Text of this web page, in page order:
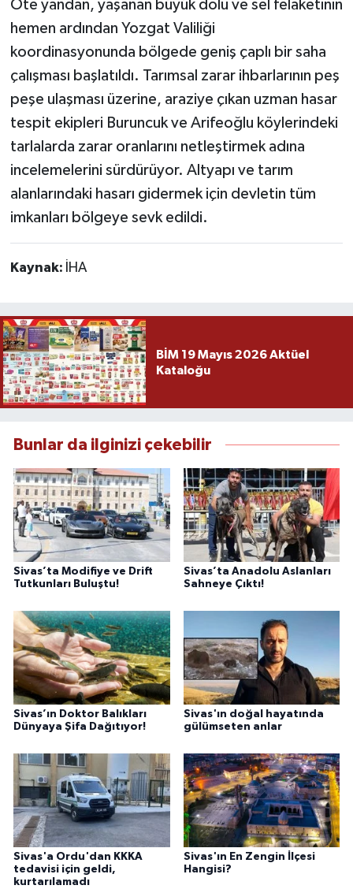
Öte yandan, yaşanan büyük dolu ve sel felaketinin
hemen ardından Yozgat Valiliği
koordinasyonunda bölgede geniş çaplı bir saha
çalışması başlatıldı. Tarımsal zarar ihbarlarının peş
peşe ulaşması üzerine, araziye çıkan uzman hasar
tespit ekipleri Buruncuk ve Arifeoğlu köylerindeki
tarlalarda zarar oranlarını netleştirmek adına
incelemelerini sürdürüyor. Altyapı ve tarım
alanlarındaki hasarı gidermek için devletin tüm
imkanları bölgeye sevk edildi.
Kaynak: İHA
BİM 19 Mayıs 2026 Aktüel
Kataloğu
Bunlar da ilginizi çekebilir
Sivas’ta Modifiye ve Drift
Tutkunları Buluştu!
Sivas’ta Anadolu Aslanları
Sahneye Çıktı!
Sivas’ın Doktor Balıkları
Dünyaya Şifa Dağıtıyor!
Sivas'ın doğal hayatında
gülümseten anlar
Sivas'a Ordu'dan KKKA
tedavisi için geldi,
kurtarılamadı
Sivas'ın En Zengin İlçesi
Hangisi?